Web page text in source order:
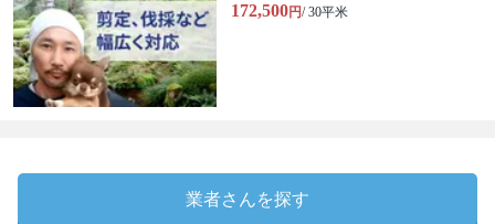
172,500円/ 30平米
業者さんを探す